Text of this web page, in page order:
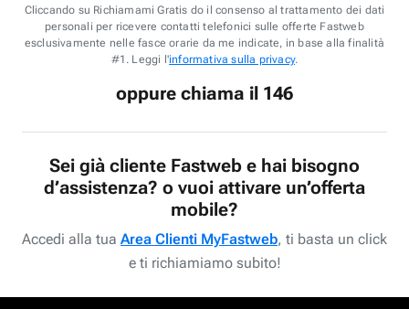
Cliccando su Richiamami Gratis do il consenso al trattamento dei dati
personali per ricevere contatti telefonici sulle offerte Fastweb
esclusivamente nelle fasce orarie da me indicate, in base alla finalità
#1. Leggi l'informativa sulla privacy.
oppure chiama il 146
Sei già cliente Fastweb e hai bisogno
d’assistenza? o vuoi attivare un’offerta
mobile?
Accedi alla tua Area Clienti MyFastweb, ti basta un click
e ti richiamiamo subito!